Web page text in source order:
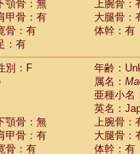
spp.(0)
boliviensis
sciureus
caraya
fusca
seniculus
belzebuth
geoffroyi
paniscus
spp.
顎骨：無
上腕骨：
甲骨：有
大腿骨：
骨：有
体幹：有
：有
別：F
年齢：
属名：
亜種小名
英名：
顎骨：無
上腕骨：
甲骨：有
大腿骨：
骨：有
体幹：有